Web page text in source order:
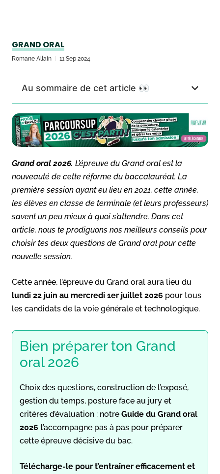
GRAND ORAL
Romane Allain 11 Sep 2024
Au sommaire de cet article 👀
Grand oral 2026. L’épreuve du Grand oral est la
nouveauté de cette réforme du baccalauréat. La
première session ayant eu lieu en 2021, cette année,
les élèves en classe de terminale (et leurs professeurs)
savent un peu mieux à quoi s’attendre. Dans cet
article, nous te prodiguons nos meilleurs conseils pour
choisir tes deux questions de Grand oral pour cette
nouvelle session.
Cette année, l’épreuve du Grand oral aura lieu du
lundi 22 juin au mercredi 1er juillet 2026 pour tous
les candidats de la voie générale et technologique.
Bien préparer ton Grand
oral 2026
Choix des questions, construction de l’exposé,
gestion du temps, posture face au jury et
critères d’évaluation : notre Guide du Grand oral
2026 t’accompagne pas à pas pour préparer
cette épreuve décisive du bac.
Télécharge-le pour t’entraîner efficacement et